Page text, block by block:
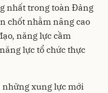
nhất trong toàn Đảng
chốt nhằm nâng cao
năng lực cầm
lực tổ chức thực
xung lực mới